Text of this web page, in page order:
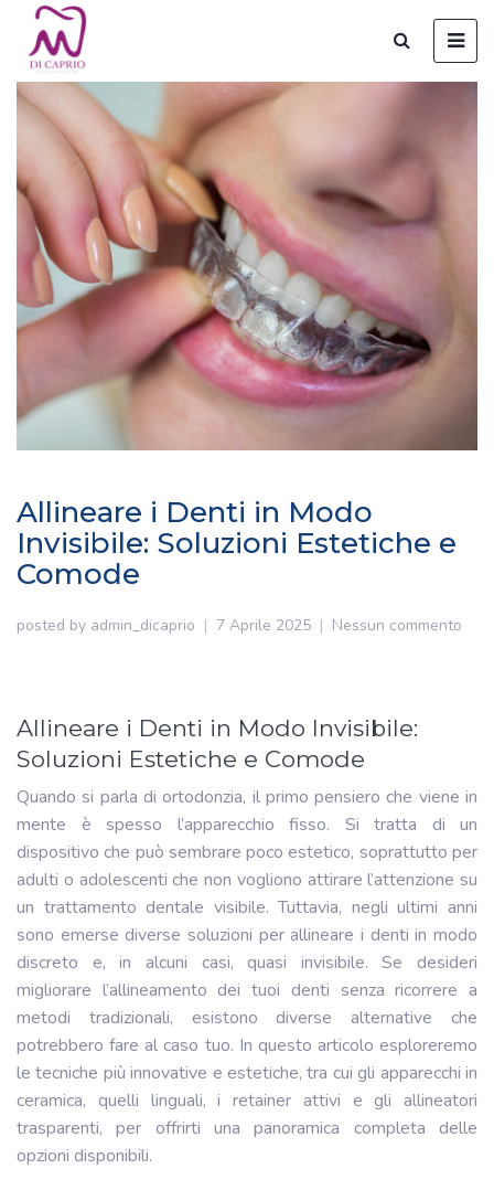
Allineare i Denti in Modo
Invisibile: Soluzioni Estetiche e
Comode
posted by admin_dicaprio 7 Aprile 2025 Nessun commento
Allineare i Denti in Modo Invisibile:
Soluzioni Estetiche e Comode
Quando si parla di ortodonzia, il primo pensiero che viene in
mente è spesso l’apparecchio fisso. Si tratta di un
dispositivo che può sembrare poco estetico, soprattutto per
adulti o adolescenti che non vogliono attirare l’attenzione su
un trattamento dentale visibile. Tuttavia, negli ultimi anni
sono emerse diverse soluzioni per allineare i denti in modo
discreto e, in alcuni casi, quasi invisibile. Se desideri
migliorare l’allineamento dei tuoi denti senza ricorrere a
metodi tradizionali, esistono diverse alternative che
potrebbero fare al caso tuo. In questo articolo esploreremo
le tecniche più innovative e estetiche, tra cui gli apparecchi in
ceramica, quelli linguali, i retainer attivi e gli allineatori
trasparenti, per offrirti una panoramica completa delle
opzioni disponibili.